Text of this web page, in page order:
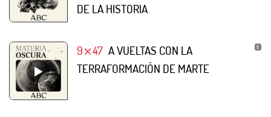
DE LA HISTORIA
9⨯47 A VUELTAS CON LA
TERRAFORMACIÓN DE MARTE